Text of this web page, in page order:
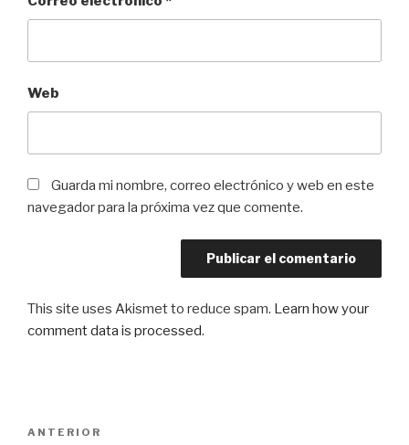
Web
Guarda mi nombre, correo electrónico y web en este
navegador para la próxima vez que comente.
This site uses Akismet to reduce spam. Learn how your
comment data is processed.
Entrada
ANTERIOR